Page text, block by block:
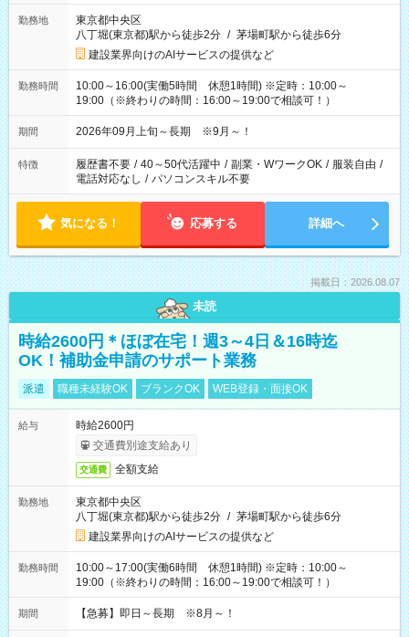
勤務地
東京都中央区
八丁堀(東京都)駅から徒歩2分 / 茅場町駅から徒歩6分
建設業界向けのAIサービスの提供など
勤務時間
10:00～16:00(実働5時間 休憩1時間) ※定時：10:00～
19:00（※終わりの時間：16:00～19:00で相談可！）
期間 2026年09月上旬～長期 ※9月～！
特徴 履歴書不要 / 40～50代活躍中 / 副業・WワークOK / 服装自由 /
電話対応なし / パソコンスキル不要
気になる！ 応募する 詳細へ
掲載日：2026.08.07
未読
時給2600円＊ほぼ在宅！週3～4日＆16時迄
OK！補助金申請のサポート業務
派遣 職種未経験OK ブランクOK WEB登録・面接OK
給与
時給2600円
交通費別途支給あり
交通費 全額支給
勤務地
東京都中央区
八丁堀(東京都)駅から徒歩2分 / 茅場町駅から徒歩6分
建設業界向けのAIサービスの提供など
勤務時間
10:00～17:00(実働6時間 休憩1時間) ※定時：10:00～
19:00（※終わりの時間：16:00～19:00で相談可！）
期間 【急募】即日～長期 ※8月～！